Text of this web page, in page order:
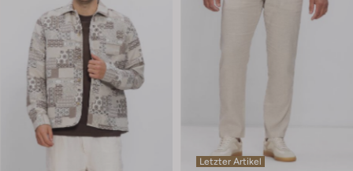
Letzter Artikel